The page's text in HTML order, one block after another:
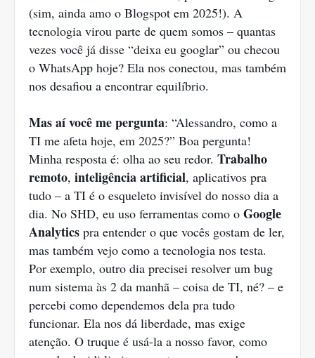
(sim, ainda amo o Blogspot em 2025!). A
tecnologia virou parte de quem somos – quantas
vezes você já disse “deixa eu googlar” ou checou
o WhatsApp hoje? Ela nos conectou, mas também
nos desafiou a encontrar equilíbrio.
Mas aí você me pergunta: “Alessandro, como a
TI me afeta hoje, em 2025?” Boa pergunta!
Minha resposta é: olha ao seu redor. Trabalho
remoto, inteligência artificial, aplicativos pra
tudo – a TI é o esqueleto invisível do nosso dia a
dia. No SHD, eu uso ferramentas como o Google
Analytics pra entender o que vocês gostam de ler,
mas também vejo como a tecnologia nos testa.
Por exemplo, outro dia precisei resolver um bug
num sistema às 2 da manhã – coisa de TI, né? – e
percebi como dependemos dela pra tudo
funcionar. Ela nos dá liberdade, mas exige
atenção. O truque é usá-la a nosso favor, como